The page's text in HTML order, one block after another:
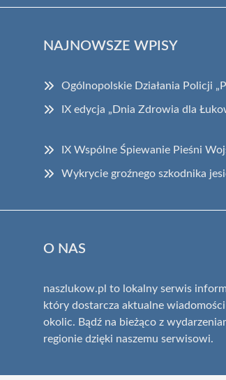
NAJNOWSZE WPISY
Ogólnopolskie Działania Policji
IX edycja „Dnia Zdrowia dla
IX Wspólne Śpiewanie Pieśni
Wykrycie groźnego szkodnika
O NAS
naszlukow.pl to lokalny serwis
który dostarcza aktualne
okolic. Bądź na bieżąco z
regionie dzięki naszemu serwisowi.